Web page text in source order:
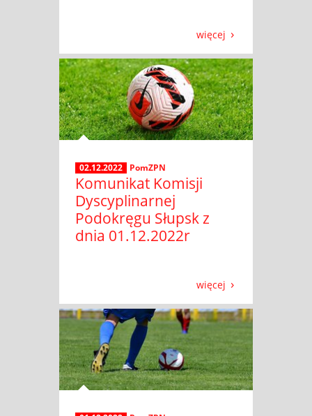
więcej
02.12.2022 PomZPN
Komunikat Komisji
Dyscyplinarnej
Podokręgu Słupsk z
dnia 01.12.2022r
więcej